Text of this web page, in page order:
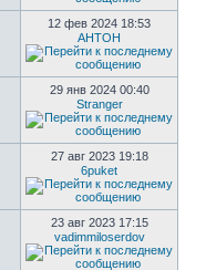
12 фев 2024 18:53
AHTOH
29 янв 2024 00:40
Stranger
27 авг 2023 19:18
6puket
23 авг 2023 17:15
vadimmiloserdov